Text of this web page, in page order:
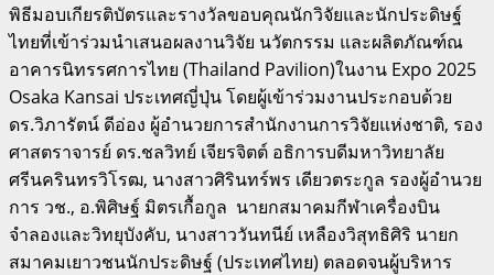
พิธีมอบเกียรติบัตรและรางวัลขอบคุณนักวิจัยและนักประดิษฐ์
ไทยที่เข้าร่วมนำเสนอผลงานวิจัย นวัตกรรม และผลิตภัณฑ์ณ
อาคารนิทรรศการไทย (Thailand Pavilion)ในงาน Expo 2025
Osaka Kansai ประเทศญี่ปุ่น โดยผู้เข้าร่วมงานประกอบด้วย
ดร.วิภารัตน์ ดีอ่อง ผู้อำนวยการสำนักงานการวิจัยแห่งชาติ, รอง
ศาสตราจารย์ ดร.ชลวิทย์ เจียรจิตต์ อธิการบดีมหาวิทยาลัย
ศรีนครินทรวิโรฒ, นางสาวศิรินทร์พร เดียวตระกูล รองผู้อำนวย
การ วช., อ.พิศิษฐ์ มิตรเกื้อกูล นายกสมาคมกีฬาเครื่องบิน
จำลองและวิทยุบังคับ, นางสาววันทนีย์ เหลืองวิสุทธิศิริ นายก
สมาคมเยาวชนนักประดิษฐ์ (ประเทศไทย) ตลอดจนผู้บริหาร